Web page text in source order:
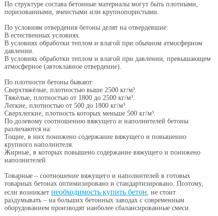
По структуре состава бетонные материалы могут быть плотными,
поризованными, ячеистыми или крупнопористыми.
По условиям отвердения бетоны делят на отвердевшие:
В естественных условиях.
В условиях обработки теплом и влагой при обычном атмосферном
давлении.
В условиях обработки теплом и влагой при давлении, превышающем
атмосферное (автоклавное отвердение).
По плотности бетоны бывают:
Сверхтяжёлые, плотностью выше 2500 кг/м³.
Тяжёлые, плотностью от 1800 до 2500 кг/м³.
Легкие, плотностью от 500 до 1800 кг/м³.
Сверхлегкие, плотность которых меньше 500 кг/м³.
По долевому соотношению вяжущего и наполнителей бетоны
различаются на:
Тощие, в них понижено содержание вяжущего и повышенно
крупного наполнителя.
Жирные, в которых повышено содержание вяжущего и понижено
наполнителей.
Товарные – соотношение вяжущего и наполнителей в готовых
товарных бетонах оптимизировано и стандартизировано. Поэтому,
если возникает необходимость купить бетон, не стоит
раздумывать – на больших бетонных заводах с современным
оборудованием производят наиболее сбалансированные смеси.